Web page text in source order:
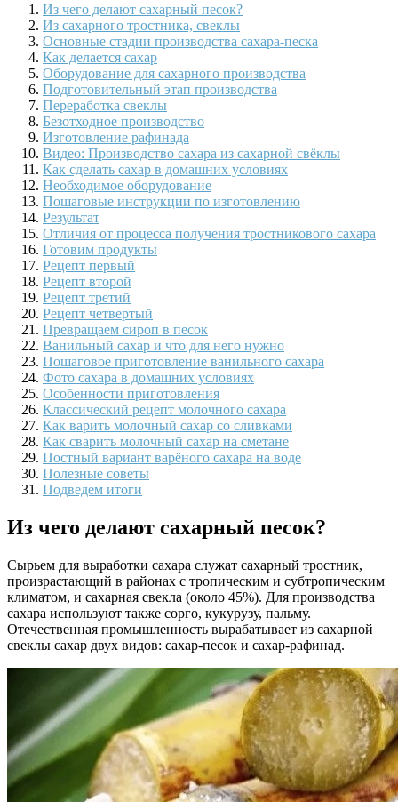
Из чего делают сахарный песок?
Из сахарного тростника, свеклы
Основные стадии производства сахара-песка
Как делается сахар
Оборудование для сахарного производства
Подготовительный этап производства
Переработка свеклы
Безотходное производство
Изготовление рафинада
Видео: Производство сахара из сахарной свёклы
Как сделать сахар в домашних условиях
Необходимое оборудование
Пошаговые инструкции по изготовлению
Результат
Отличия от процесса получения тростникового сахара
Готовим продукты
Рецепт первый
Рецепт второй
Рецепт третий
Рецепт четвертый
Превращаем сироп в песок
Ванильный сахар и что для него нужно
Пошаговое приготовление ванильного сахара
Фото сахара в домашних условиях
Особенности приготовления
Классический рецепт молочного сахара
Как варить молочный сахар со сливками
Как сварить молочный сахар на сметане
Постный вариант варёного сахара на воде
Полезные советы
Подведем итоги
Из чего делают сахарный песок?
Сырьем для выработки сахара служат сахарный тростник,
произрастающий в районах с тропическим и субтропическим
климатом, и сахарная свекла (около 45%). Для производства
сахара используют также сорго, кукурузу, пальму.
Отечественная промышленность вырабатывает из сахарной
свеклы сахар двух видов: сахар-песок и сахар-рафинад.